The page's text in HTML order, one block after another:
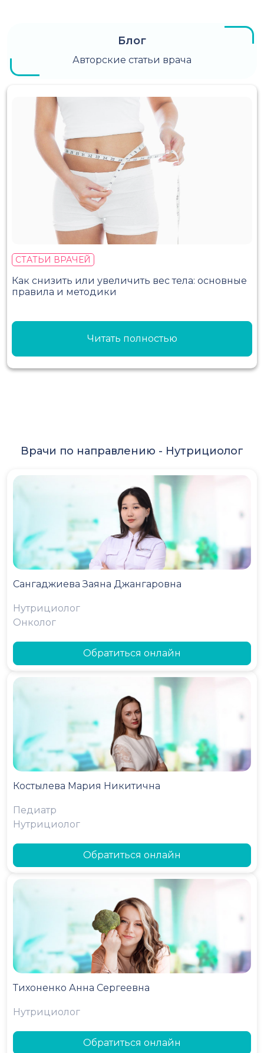
Блог
Авторские статьи врача
СТАТЬИ ВРАЧЕЙ
Как снизить или увеличить вес тела: основные
правила и методики
Читать полностью
Врачи по направлению - Нутрициолог
Сангаджиева Заяна Джангаровна
Нутрициолог
Онколог
Обратиться онлайн
Костылева Мария Никитична
Педиатр
Нутрициолог
Обратиться онлайн
Тихоненко Анна Сергеевна
Нутрициолог
Обратиться онлайн